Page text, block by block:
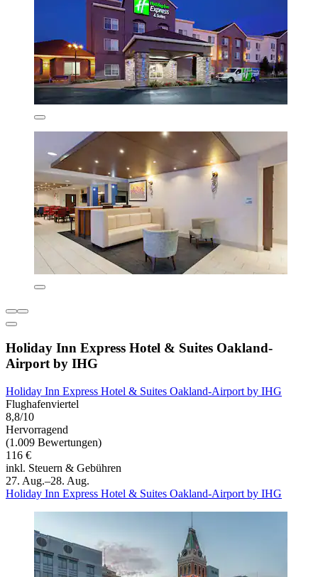
Holiday Inn Express Hotel & Suites Oakland-
Airport by IHG
Holiday Inn Express Hotel & Suites Oakland-Airport by IHG
Flughafenviertel
8,8/10
Hervorragend
(1.009 Bewertungen)
116 €
inkl. Steuern & Gebühren
27. Aug.–28. Aug.
Holiday Inn Express Hotel & Suites Oakland-Airport by IHG